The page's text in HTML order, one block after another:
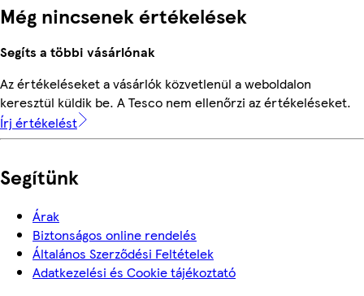
Még nincsenek értékelések
Segíts a többi vásárlónak
Az értékeléseket a vásárlók közvetlenül a weboldalon
keresztül küldik be. A Tesco nem ellenőrzi az értékeléseket.
Írj értékelést
Segítünk
Árak
Biztonságos online rendelés
Általános Szerződési Feltételek
Adatkezelési és Cookie tájékoztató